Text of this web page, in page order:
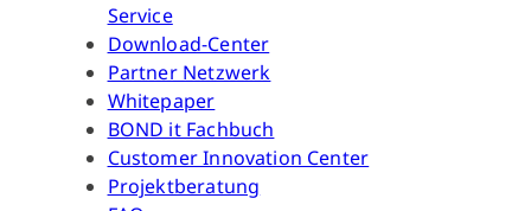
Service
Download-Center
Partner Netzwerk
Whitepaper
BOND it Fachbuch
Customer Innovation Center
Projektberatung